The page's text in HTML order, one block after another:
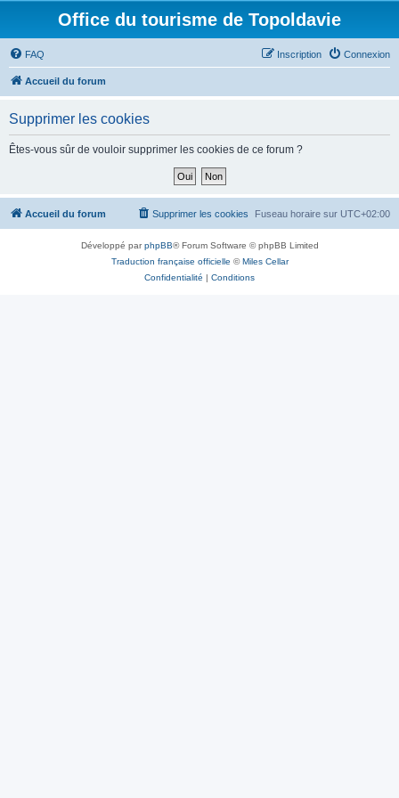
Office du tourisme de Topoldavie
FAQ Connexion
Inscription
Accueil du forum
Supprimer les cookies
Êtes-vous sûr de vouloir supprimer les cookies de ce forum ?
Accueil du forum Fuseau horaire sur UTC+02:00
Supprimer les cookies
Développé parphpBB® Forum Software © phpBB Limited
Traduction française officielle ©Miles Cellar
Confidentialité | Conditions